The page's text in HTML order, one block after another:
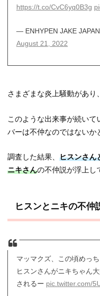
https://t.co/CvC6yq0B3g
— ENHYPEN JAKE
August 21, 2022
さまざまな炎上騒動があり
このような出来事が続い
バーは不仲なのではないか
調査した結果、ヒスンさん
ニキさんの不仲説が浮上し
ヒスンとニキの不仲
マッマクズ、この頃めっ
ヒスンさんがニキちゃん
されるー pic.twitter.com/